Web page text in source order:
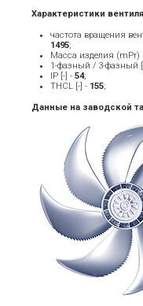
Характеристики
частота вращения
1495;
Масса изделия (mPr)
1-фазный / 3-фазный
IP [-] - 54;
THCL [-] - 155;
Данные на заводской